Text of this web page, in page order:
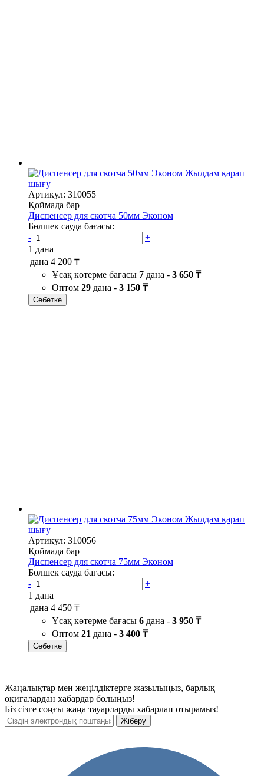
Жылдам қарап
шығу
Артикул: 310055
Қоймада бар
Диспенсер для скотча 50мм Эконом
Бөлшек сауда бағасы:
-
+
1 дана
дана 4 200 ₸
Ұсақ көтерме бағасы 7 дана - 3 650 ₸
Оптом 29 дана - 3 150 ₸
Себетке
Жылдам қарап
шығу
Артикул: 310056
Қоймада бар
Диспенсер для скотча 75мм Эконом
Бөлшек сауда бағасы:
-
+
1 дана
дана 4 450 ₸
Ұсақ көтерме бағасы 6 дана - 3 950 ₸
Оптом 21 дана - 3 400 ₸
Себетке
Жаңалықтар мен жеңілдіктерге жазылыңыз, барлық
оқиғалардан хабардар болыңыз!
Біз сізге соңғы жаңа тауарларды хабарлап отырамыз!